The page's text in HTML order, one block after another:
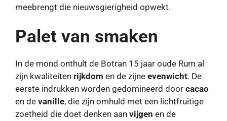
meebrengt die nieuwsgierigheid opwekt.
Palet van smaken
In de mond onthult de Botran 15 jaar oude Rum al
zijn kwaliteiten rijkdom en de zijne evenwicht. De
eerste indrukken worden gedomineerd door cacao
en de vanille, die zijn omhuld met een lichtfruitige
zoetheid die doet denken aan vijgen en de